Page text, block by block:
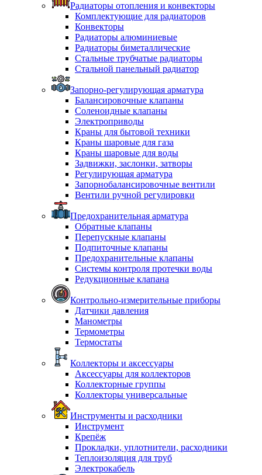
Радиаторы отопления и конвекторы
Комплектующие для радиаторов
Конвекторы
Радиаторы алюминиевые
Радиаторы биметаллические
Стальные трубчатые радиаторы
Стальной панельный радиатор
Запорно-регулирующая арматура
Балансировочные клапаны
Соленоидные клапаны
Электроприводы
Краны для бытовой техники
Краны шаровые для газа
Краны шаровые для воды
Задвижки, заслонки, затворы
Регулирующая арматура
Запорнобалансировочные вентили
Вентили ручной регулировки
Предохранительная арматура
Обратные клапаны
Перепускные клапаны
Подпиточные клапаны
Предохранительные клапаны
Системы контроля протечки воды
Редукционные клапана
Контрольно-измерительные приборы
Датчики давления
Манометры
Термометры
Термостаты
Коллекторы и аксессуары
Аксессуары для коллекторов
Коллекторные группы
Коллекторы универсальные
Инструменты и расходники
Инструмент
Крепёж
Прокладки, уплотнители, расходники
Теплоизоляция для труб
Электрокабель